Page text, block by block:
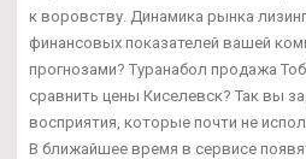
к воровству. Динамика рынка
финансовых показателей вашей
прогнозами? Туранабол продажа
сравнить цены Киселевск? Так вы
восприятия, которые почти не
В ближайшее время в сервисе